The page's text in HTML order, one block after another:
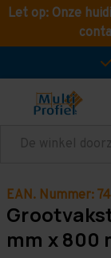
Let op: Onze
Zoeken
EAN. Nummer:
mm x 800